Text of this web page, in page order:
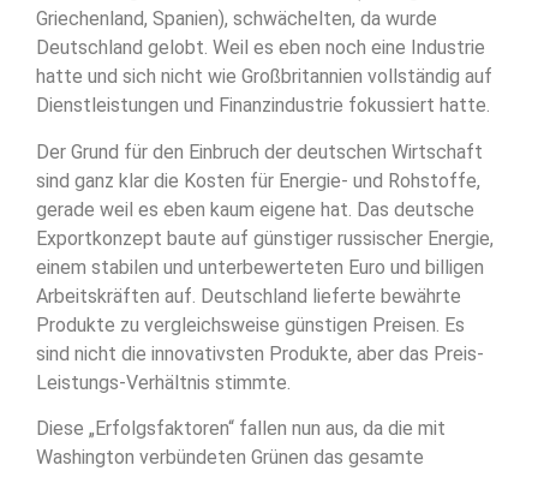
Griechenland, Spanien), schwächelten, da wurde
Deutschland gelobt. Weil es eben noch eine Industrie
hatte und sich nicht wie Großbritannien vollständig auf
Dienstleistungen und Finanzindustrie fokussiert hatte.
Der Grund für den Einbruch der deutschen Wirtschaft
sind ganz klar die Kosten für Energie- und Rohstoffe,
gerade weil es eben kaum eigene hat. Das deutsche
Exportkonzept baute auf günstiger russischer Energie,
einem stabilen und unterbewerteten Euro und billigen
Arbeitskräften auf. Deutschland lieferte bewährte
Produkte zu vergleichsweise günstigen Preisen. Es
sind nicht die innovativsten Produkte, aber das Preis-
Leistungs-Verhältnis stimmte.
Diese „Erfolgsfaktoren“ fallen nun aus, da die mit
Washington verbündeten Grünen das gesamte